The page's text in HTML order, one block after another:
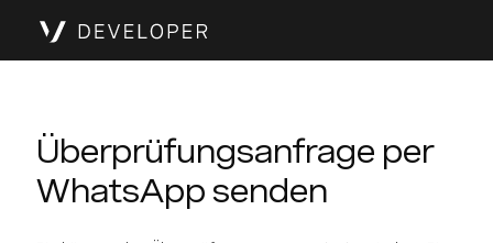
Überprüfungsanfrage per
WhatsApp senden